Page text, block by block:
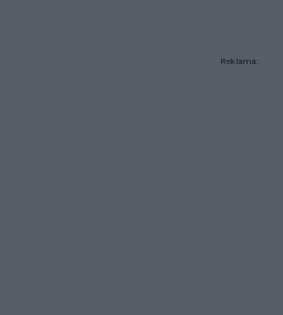
Reklama: